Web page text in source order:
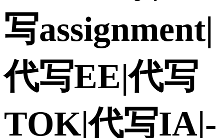
写assignment|
代写EE|代写
TOK|代写IA|-